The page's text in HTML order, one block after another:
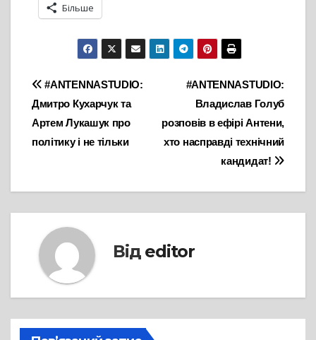
Більше
Навігація
записів
#ANTENNASTUDIО:
Владислав Голуб
розповів в ефірі Антени,
хто насправді технічний
кандидат!
#ANTENNASTUDIO:
Дмитро Кухарчук та
Артем Лукашук про
політику і не тільки
Від editor